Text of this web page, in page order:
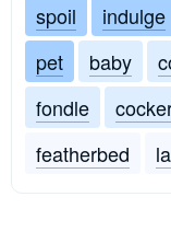
spoil
indulge
pet
baby
fondle
featherbed